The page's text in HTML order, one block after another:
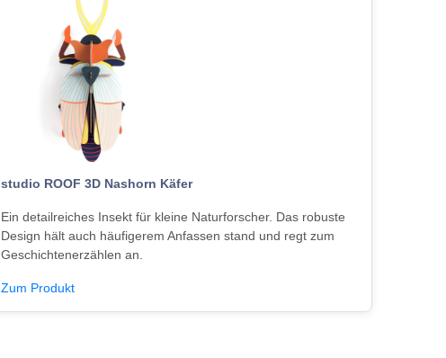
studio ROOF 3D Nashorn Käfer
Ein detailreiches Insekt für kleine Naturforscher. Das robuste
Design hält auch häufigerem Anfassen stand und regt zum
Geschichtenerzählen an.
Zum Produkt